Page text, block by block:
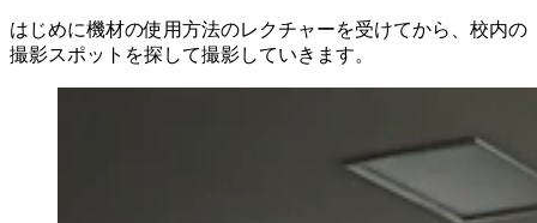
はじめに機材の使用方法のレクチャーを受けてから、校内の
撮影スポットを探して撮影していきます。